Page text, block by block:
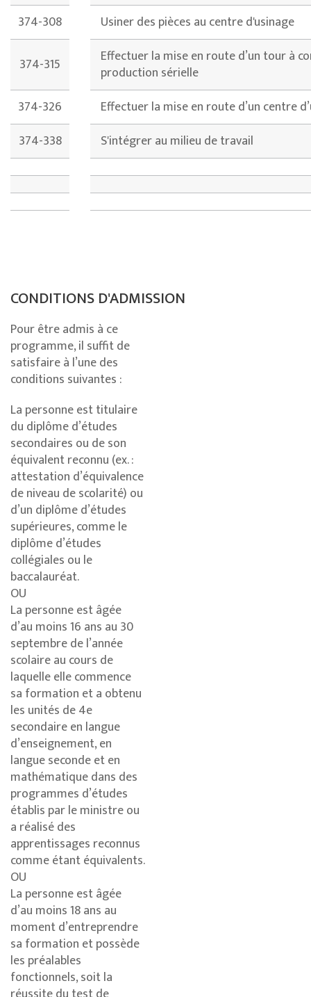
374-308
Usiner des pièces au centre d'usinage
374-315
Effectuer la mise en route d’un tour à
production sérielle
374-326
Effectuer la mise en route d’un centre
374-338
S'intégrer au milieu de travail
CONDITIONS D'ADMISSION
Pour être admis à ce
programme, il suffit de
satisfaire à l’une des
conditions suivantes :
La personne est titulaire
du diplôme d’études
secondaires ou de son
équivalent reconnu (ex. :
attestation d’équivalence
de niveau de scolarité) ou
d’un diplôme d’études
supérieures, comme le
diplôme d’études
collégiales ou le
baccalauréat.
OU
La personne est âgée
d’au moins 16 ans au 30
septembre de l’année
scolaire au cours de
laquelle elle commence
sa formation et a obtenu
les unités de 4e
secondaire en langue
d’enseignement, en
langue seconde et en
mathématique dans des
programmes d’études
établis par le ministre ou
a réalisé des
apprentissages reconnus
comme étant équivalents.
OU
La personne est âgée
d’au moins 18 ans au
moment d’entreprendre
sa formation et possède
les préalables
fonctionnels, soit la